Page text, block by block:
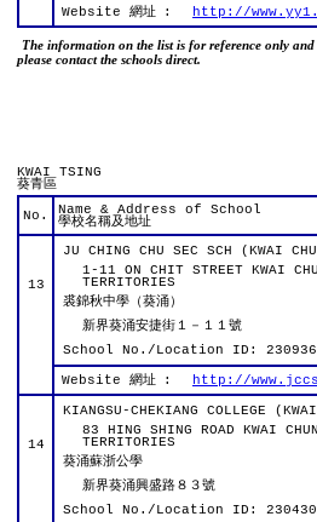
Website 網址 : http://
The information on the list is for reference only
please contact the schools direct.
KWAI TSING
葵青區
No.
Name & Address of School
學校名稱及地址
13
JU CHING CHU SEC SCH (KWAI
1-11 ON CHIT STREET KWAI
TERRITORIES
裘錦秋中學（葵涌）
新界葵涌安捷街１－１１號
School No./Location ID:
Website 網址 : http://
14
KIANGSU-CHEKIANG COLLEGE
83 HING SHING ROAD KWAI
TERRITORIES
葵涌蘇浙公學
新界葵涌興盛路８３號
School No./Location ID: